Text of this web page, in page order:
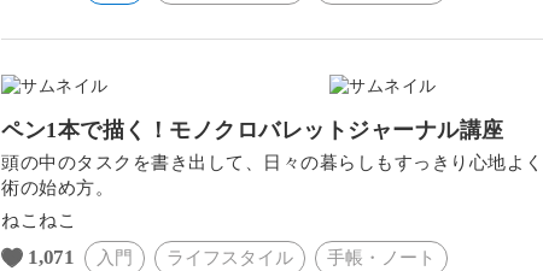
ペン1本で描く！モノクロバレットジャーナル講座
頭の中のタスクを書き出して、日々の暮らしもすっきり心地よ
術の始め方。
ねこねこ
1,071 入門 ライフスタイル 手帳・ノート